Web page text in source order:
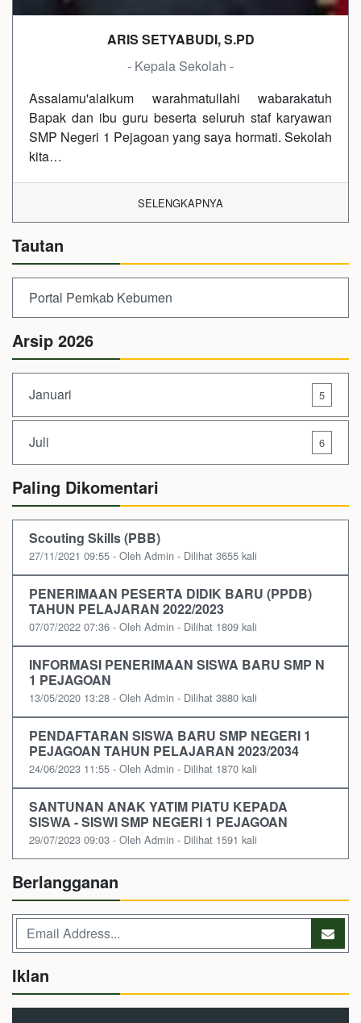
ARIS SETYABUDI, S.PD
- Kepala Sekolah -
Assalamu'alaikum warahmatullahi wabarakatuh
Bapak dan ibu guru beserta seluruh staf karyawan
SMP Negeri 1 Pejagoan yang saya hormati. Sekolah
kita…
SELENGKAPNYA
Tautan
Portal Pemkab Kebumen
Arsip 2026
Januari 5
Juli 6
Paling Dikomentari
Scouting Skills (PBB)
27/11/2021 09:55 - Oleh Admin - Dilihat 3655 kali
PENERIMAAN PESERTA DIDIK BARU (PPDB)
TAHUN PELAJARAN 2022/2023
07/07/2022 07:36 - Oleh Admin - Dilihat 1809 kali
INFORMASI PENERIMAAN SISWA BARU SMP N
1 PEJAGOAN
13/05/2020 13:28 - Oleh Admin - Dilihat 3880 kali
PENDAFTARAN SISWA BARU SMP NEGERI 1
PEJAGOAN TAHUN PELAJARAN 2023/2034
24/06/2023 11:55 - Oleh Admin - Dilihat 1870 kali
SANTUNAN ANAK YATIM PIATU KEPADA
SISWA - SISWI SMP NEGERI 1 PEJAGOAN
29/07/2023 09:03 - Oleh Admin - Dilihat 1591 kali
Berlangganan
Iklan